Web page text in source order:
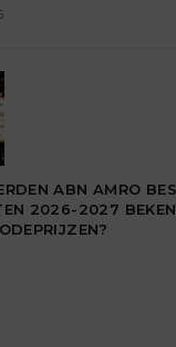
ABN AMRO
2026-2027